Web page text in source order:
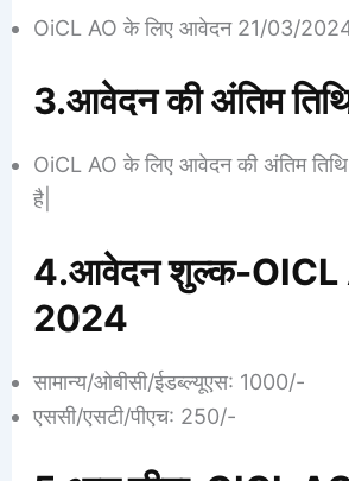
OiCL AO के लिए आवेदन 21/03/
3.आवेदन की अंतिम
OiCL AO के लिए आवेदन की अंतिम
है|
4.आवेदन शुल्क-OICL
2024
सामान्य/ओबीसी/ईडब्ल्यूएस: 1000/-
एससी/एसटी/पीएच: 250/-